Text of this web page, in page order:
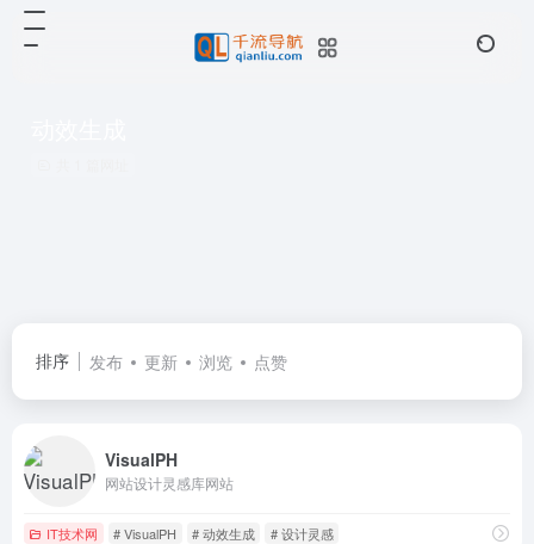
排序 发布 更新 浏览 点赞
VisualPH
网站设计灵感库网站
IT技术网 # VisualPH # 动效生成 # 设计灵感